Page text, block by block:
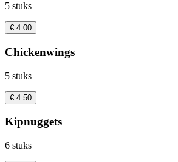
5 stuks
€ 4.00
Chickenwings
5 stuks
€ 4.50
Kipnuggets
6 stuks